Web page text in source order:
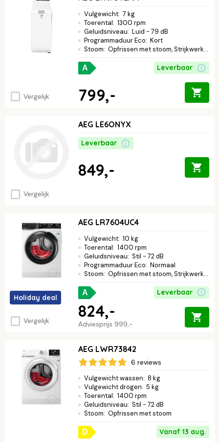
Vergelijk
Vulgewicht: 7 kg
Toerental: 1300 rpm
Geluidsniveau: Luid - 79 dB
Programmaduur Eco: Kort
Stoom: Opfrissen met stoom, Strijkwerk verminderen
A Leverbaar
799,-
Vergelijk
AEG LE6ONYX
Leverbaar
849,-
Holiday deal
Vergelijk
AEG LR7604UC4
Vulgewicht: 10 kg
Toerental: 1400 rpm
Geluidsniveau: Stil - 72 dB
Programmaduur Eco: Normaal
Stoom: Opfrissen met stoom, Strijkwerk verminderen
A Leverbaar
Adviesprijs 999,-
824,-
AEG LWR73842
6 reviews
Vulgewicht wassen: 8 kg
Vulgewicht drogen: 5 kg
Toerental: 1400 rpm
Geluidsniveau: Stil - 72 dB
Stoom: Opfrissen met stoom
D Vanaf 13 aug.